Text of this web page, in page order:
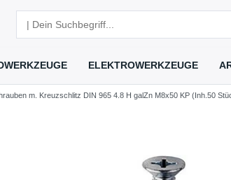
ELEKTROWERKZEUGE
m. Kreuzschlitz DIN 965 4.8 H galZn M8x50 KP (Inh.50